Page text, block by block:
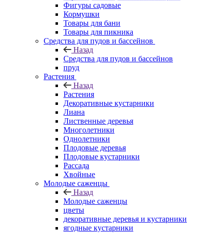
Фигуры садовые
Кормушки
Товары для бани
Товары для пикника
Средства для пудов и бассейнов
Назад
Средства для пудов и бассейнов
пруд
Растения
Назад
Растения
Декоративные кустарники
Лиана
Лиственные деревья
Многолетники
Однолетники
Плодовые деревья
Плодовые кустарники
Рассада
Хвойные
Молодые саженцы
Назад
Молодые саженцы
цветы
декоративные деревья и кустарники
ягодные кустарники